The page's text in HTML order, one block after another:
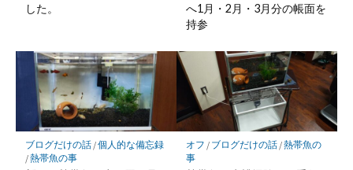
した。
へ1月・2月・3月分の帳面を
持参
ブログだけの話/個人的な備忘録
/熱帯魚の事
オフ / ブログだけの話/熱帯魚の
事